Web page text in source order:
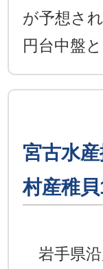
が予想さ
円台中盤
宮古水
村産稚
岩手県沿